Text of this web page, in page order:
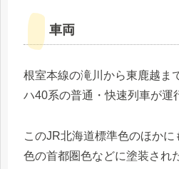
車両
根室本線の滝川から東鹿越ま
ハ40系の普通・快速列車が運
このJR北海道標準色のほか
色の首都圏色などに塗装され